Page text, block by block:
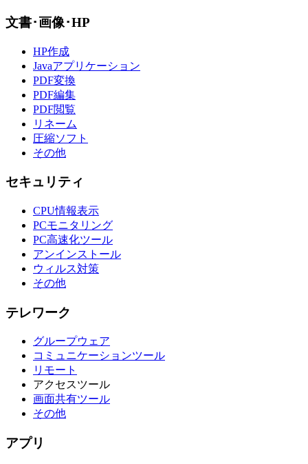
文書･画像･HP
HP作成
Javaアプリケーション
PDF変換
PDF編集
PDF閲覧
リネーム
圧縮ソフト
その他
セキュリティ
CPU情報表示
PCモニタリング
PC高速化ツール
アンインストール
ウィルス対策
その他
テレワーク
グループウェア
コミュニケーションツール
リモート
アクセスツール
画面共有ツール
その他
アプリ